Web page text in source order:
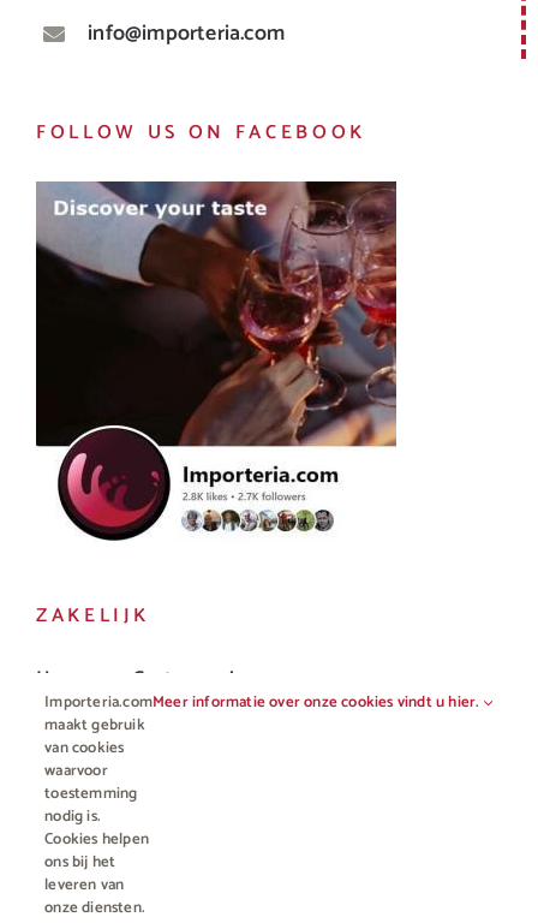
info@importeria.com
FOLLOW US ON FACEBOOK
ZAKELIJK
Horeca en Gastronomie
Vakhandel
Importeria.com
maakt gebruik
van cookies
waarvoor
toestemming
nodig is.
Cookies helpen
ons bij het
leveren van
onze diensten.
Meer informatie over onze cookies vindt u hier.